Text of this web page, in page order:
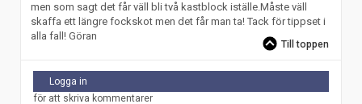
men som sagt det får väll bli två kastblock iställe.Måste väll
skaffa ett längre fockskot men det får man ta! Tack för tippset i
alla fall! Göran
Till toppen
Logga in
för att skriva kommentarer